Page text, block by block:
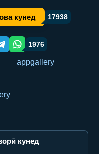
кунед 17938
Telegram orqali ulashish
WhatsApp orqali ulashish
1976
кунед